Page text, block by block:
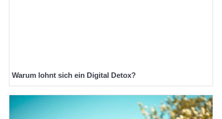
Warum lohnt sich ein Digital Detox?